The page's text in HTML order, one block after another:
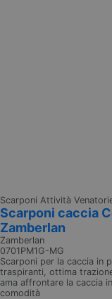
Scarponi Attività
Scarponi caccia
Zamberlan
Zamberlan
0701PM1G-MG
Scarponi per la caccia in
traspiranti, ottima
ama affrontare la caccia
comodità